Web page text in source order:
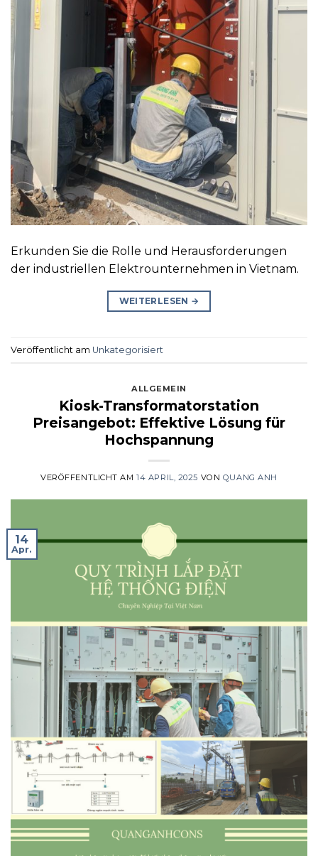
Erkunden Sie die Rolle und Herausforderungen
der industriellen Elektrounternehmen in Vietnam.
WEITERLESEN →
Veröffentlicht am Unkategorisiert
ALLGEMEIN
Kiosk-Transformatorstation
Preisangebot: Effektive Lösung für
Hochspannung
VERÖFFENTLICHT AM14 APRIL, 2025 VON QUANG ANH
14
Apr.